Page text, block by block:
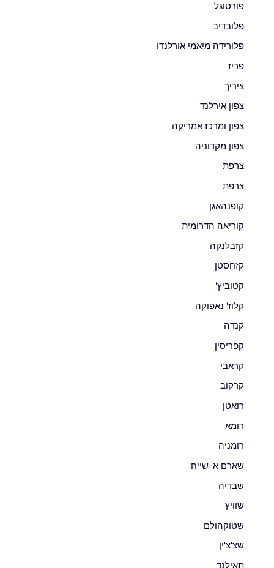
פורטוגל
פלובדיב
פלורידה מיאמי אורלנדו
פריז
ציריך
צפון אירלנד
צפון ומרכז אמריקה
צפון מקדוניה
צרפת
צרפת
קופנהאגן
קוריאה הדרומית
קזבלנקה
קזחסטן
קטוביץ'
קלוז' נאפוקה
קנדה
קפריסין
קראבי
קרקוב
רואטן
רומא
רומניה
שארם א-שייח'
שבדיה
שוויץ
שטוקהולם
שצ'צ'ין
תאילנד